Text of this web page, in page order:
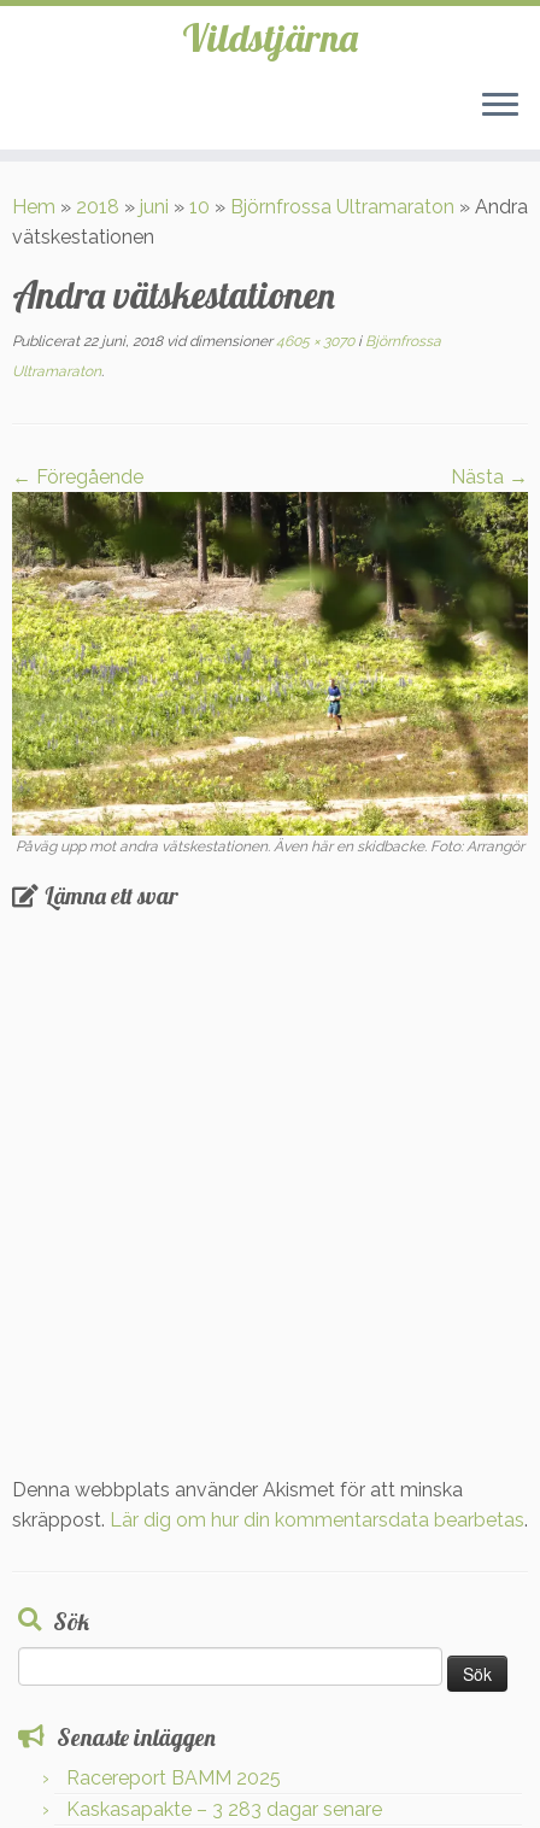
till
innehåll
Vildstjärna
Hem » 2018 » juni » 10 » Björnfrossa Ultramaraton » Andra
vätskestationen
Andra vätskestationen
Publicerat 22 juni, 2018vid dimensioner4605 × 3070iBjörnfrossa
Ultramaraton.
← Föregående Nästa →
Påväg upp mot andra vätskestationen. Även här en skidbacke. Foto: Arrangör
Lämna ett svar
Denna webbplats använder Akismet för att minska
skräppost. Lär dig om hur din kommentarsdata bearbetas.
Sök
efter:
Senaste inläggen
Racereport BAMM 2025
Kaskasapakte – 3 283 dagar senare